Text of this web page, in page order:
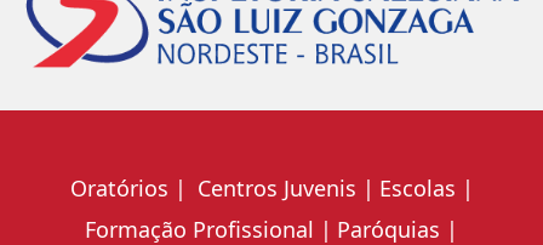
Oratórios Centros Juvenis
Escolas
Formação Profissional
Paróquias